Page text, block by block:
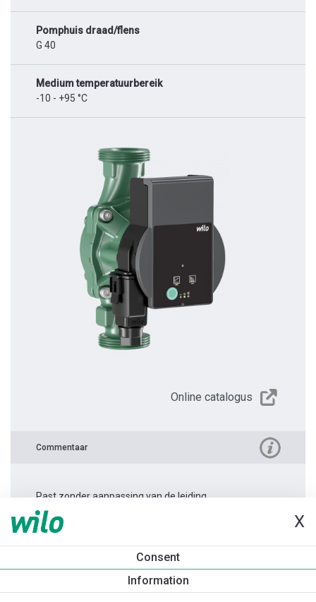
X
Consent
Information
Pomphuis draad/flens
G 40
Medium temperatuurbereik
-10 - +95 °C
Online catalogus
Commentaar
Past zonder aanpassing van de leiding.
Productinformatie